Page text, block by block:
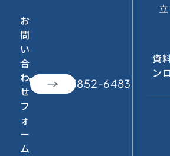
お
問
い
合
わ
せ
フ
ォ
ー
ム
call 050-3852-6483
資
ン